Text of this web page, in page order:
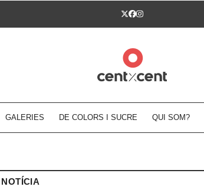
Twitter
Facebook
Instagram
GALERIES DE COLORS I SUCRE QUI SOM?
NOTÍCIA